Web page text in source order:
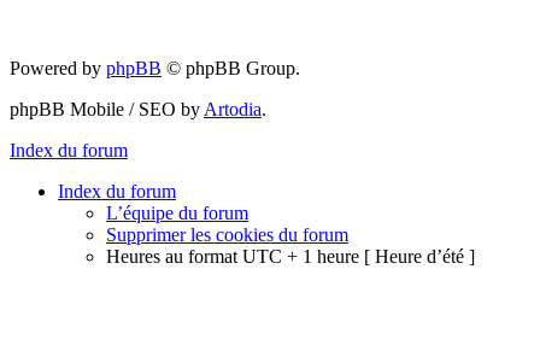
Powered by phpBB © phpBB Group.
phpBB Mobile / SEO by Artodia.
Index du forum
Index du forum
L’équipe du forum
Supprimer les cookies du forum
Heures au format UTC + 1 heure [ Heure d’été ]